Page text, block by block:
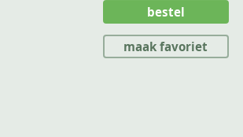
bestel
maak favoriet